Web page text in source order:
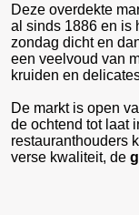
Deze overdekte
al sinds 1886 en is
zondag dicht en
een veelvoud van
kruiden en
De markt is open
de ochtend tot laat
restauranthouders
verse kwaliteit, de